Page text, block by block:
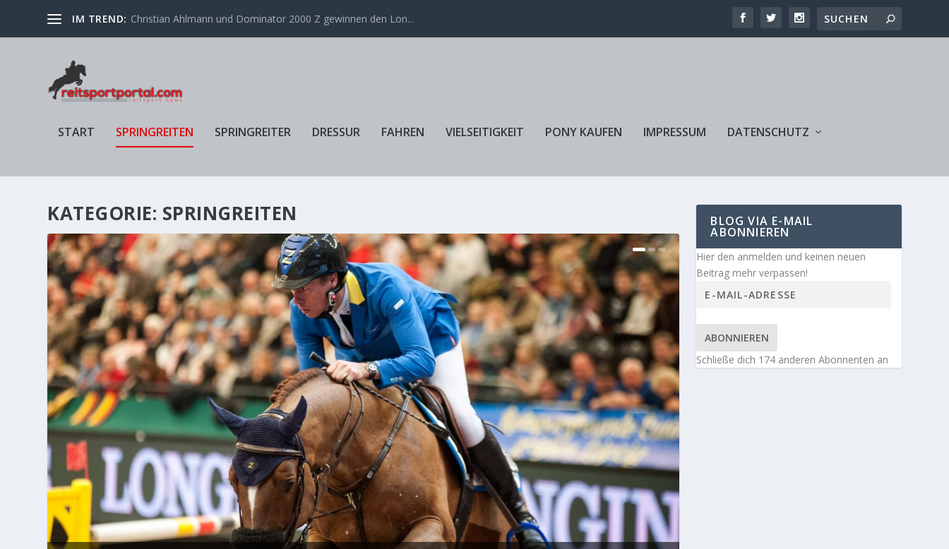
IM TREND: Christian Ahlmann und Dominator 2000 Z gewinnen den Lon...
START SPRINGREITEN SPRINGREITER DRESSUR FAHREN VIELSEITIGKEIT PONY KAUFEN IMPRESSUM DATENSCHUTZ
KATEGORIE: SPRINGREITEN BLOG VIA E-MAIL
ABONNIEREN
Hier den anmelden und keinen neuen
Beitrag mehr verpassen!
ABONNIEREN
Schließe dich 174 anderen Abonnenten an